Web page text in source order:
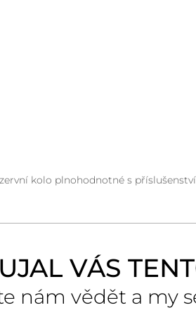
kolo plnohodnotné s
VÁS
nám vědět a my